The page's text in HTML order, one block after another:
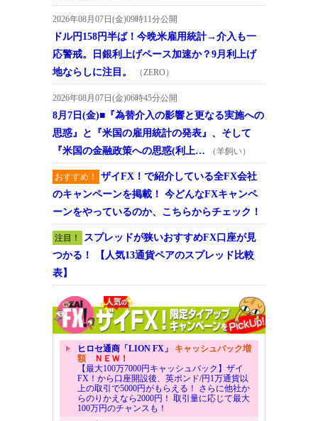
2026年08月07日(金)09時11分公開
ドル円158円半ば！今晩米雇用統計→介入も一
応警戒。日銀利上げペース加速か？9月利上げ
地ならしに注目。
（ZERO）
2026年08月07日(金)06時45分公開
8月7日(金)■『為替介入の影響と更なる実施への
思惑』と『米国の雇用統計の発表』、そして
『米国の金融政策への思惑(利上…
（羊飼い）
おすすめ！
ザイFX！で紹介している全FX会社
のキャンペーンを掲載！ 今どんなFXキャンペ
ーンをやっているのか、こちらからチェック！
注目！
スプレッドが狭いおすすめFX口座が見
つかる！ 【人気13通貨ペアのスプレッド比較
表】
ヒロセ通商「LION FX」 キャッシュバック増
額ＮＥＷ！
【最大100万7000円キャッシュバック】ザイ
FX！から口座開設後、英ポンド/円1万通貨以
上の取引で5000円がもらえる！ さらに他社か
らのりかえなら2000円！ 取引量に応じて最大
100万円のチャンスも！